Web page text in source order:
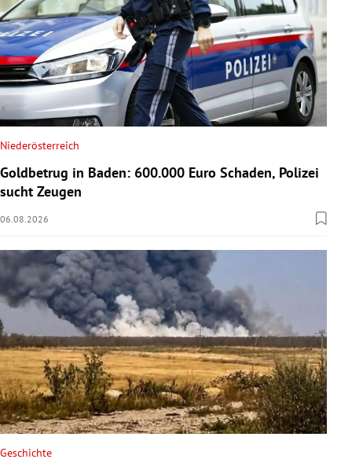
Niederösterreich
Goldbetrug in Baden: 600.000 Euro Schaden, Polizei
sucht Zeugen
06.08.2026
Geschichte